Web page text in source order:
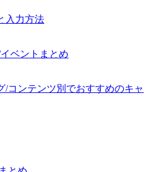
入力方法
ベントまとめ
/コンテンツ別でおすすめのキャ